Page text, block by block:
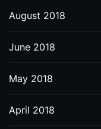
August 2018
June 2018
May 2018
April 2018